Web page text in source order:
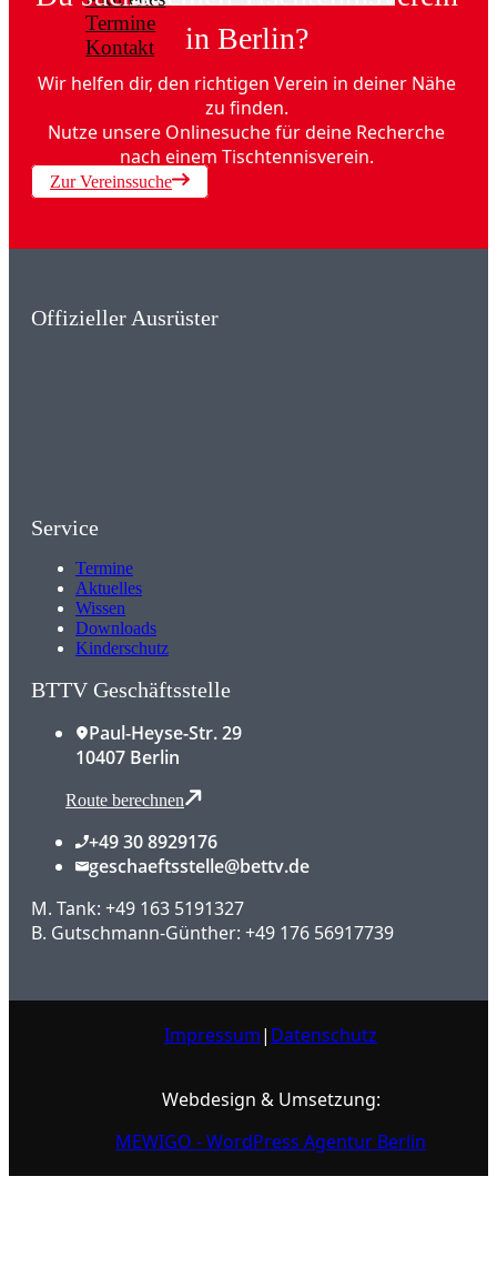
Termine
Kontakt
in Berlin?
Wir helfen dir, den richtigen Verein in deiner Nähe
zu finden.
Nutze unsere Onlinesuche für deine Recherche
nach einem Tischtennisverein.
Zur Vereinssuche
Offizieller Ausrüster
Service
Termine
Aktuelles
Wissen
Downloads
Kinderschutz
BTTV Geschäftsstelle
Paul-Heyse-Str. 29
10407 Berlin
Route berechnen
+49 30 8929176
geschaeftsstelle@bettv.de
M. Tank: +49 163 5191327
B. Gutschmann-Günther: +49 176 56917739
Impressum| Datenschutz
Webdesign & Umsetzung:
MEWIGO - WordPress Agentur Berlin